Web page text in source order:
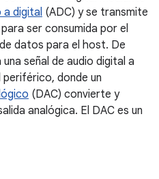
a digital (ADC) y se transmite
ser consumida por el
de datos para el host. De
señal de audio digital a
donde un
(DAC) convierte y
analógica. El DAC es un